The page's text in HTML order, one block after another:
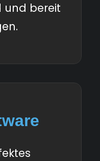
und bereit